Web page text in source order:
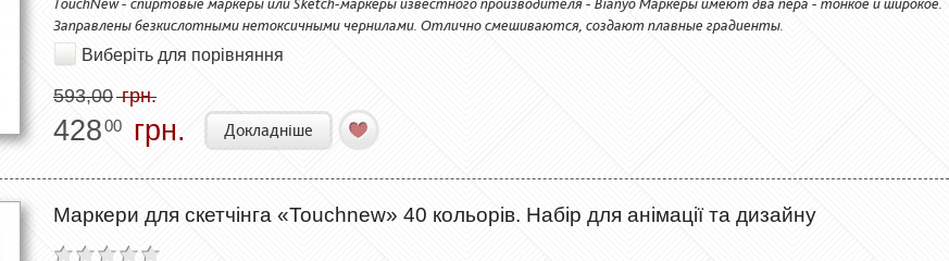
Заправлены безкислотными нетоксичными чернилами. Отлично смешиваются, создают плавные градиенты.
Виберіть для порівняння
593,00грн.
42800 грн. Докладніше
Маркери для скетчінга «Touchnew» 40 кольорів. Набір для анімації та дизайну